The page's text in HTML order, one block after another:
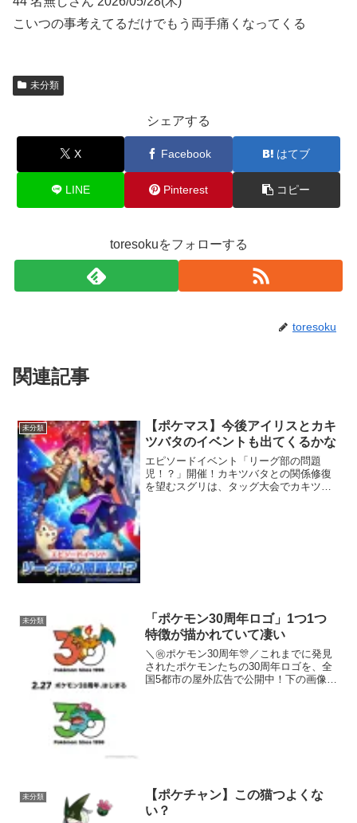
こいつの事考えてるだけでもう両手痛くなってくる
未分類
シェアする
X Facebook はてブ
LINE Pinterest コピー
toresokuをフォローする
toresoku
関連記事
未分類
【ポケマス】今後アイリスとカキ
ツバタのイベントも出てくるかな
エピソードイベント「リーグ部の問題
児！？」開催！カキツバタとの関係修復
を望むスグリは、タッグ大会でカキツバ
未分類
「ポケモン30周年ロゴ」1つ1つ
特徴が描かれていて凄い
＼㊗️ポケモン30周年🎊／これまでに発見
されたポケモンたちの30周年ロゴを、全
国5都市の屋外広告で公開中！下の画像を
未分類
【ポケチャン】この猫つよくな
い？